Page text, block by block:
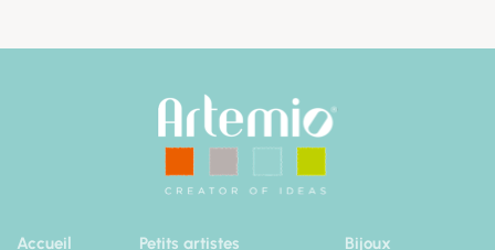
Accueil Petits artistes Bijoux